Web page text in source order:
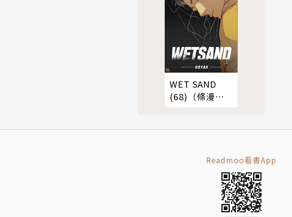
WET SAND
(68)（條漫
Readmoo看書App